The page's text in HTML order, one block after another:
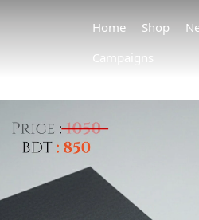
Home Shop
Campaigns